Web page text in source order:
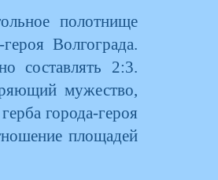
полотнище
Волгограда.
составлять 2:3.
мужество,
города-героя
площадей